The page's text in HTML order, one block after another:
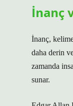
İnanç
İnanç,
daha derin
zamanda
sunar.